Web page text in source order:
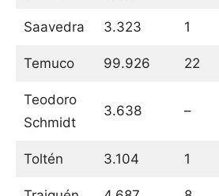
Saavedra 3.323 1
Temuco 99.926 22
Teodoro
Schmidt
3.638 –
Toltén 3.104 1